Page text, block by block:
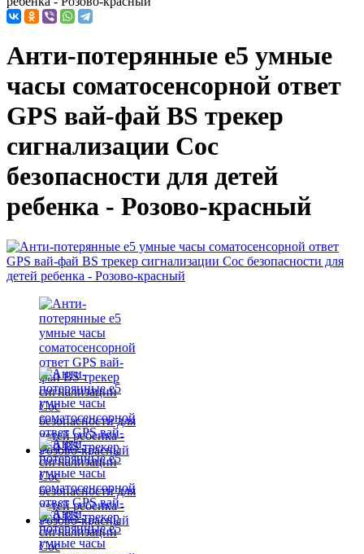
Анти-потерянные e5 умные
часы соматосенсорной ответ
GPS вай-фай BS трекер
сигнализации Сос
безопасности для детей
ребенка - Розово-красный